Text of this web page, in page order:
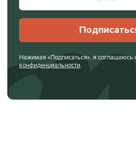
Нажимая «Подписаться», я соглашаюсь
конфиденциальности.